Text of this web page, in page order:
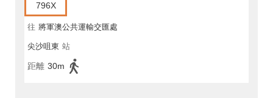
796X
往 將軍澳公共運輸交匯處
尖沙咀東 站
距離 30m